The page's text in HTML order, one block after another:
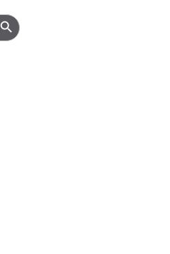
cet été sur les …
olivion peigne …